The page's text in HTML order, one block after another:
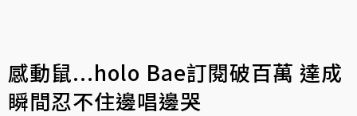
感動鼠...holo Bae訂閱破百萬 達成
瞬間忍不住邊唱邊哭